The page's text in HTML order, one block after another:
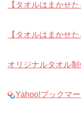
【タオルはまかせた
【タオルはまかせ
オリジナルタオル
Yahoo!ブックマ